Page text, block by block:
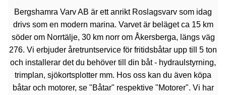
Bergshamra Varv AB är ett anrikt Roslagsvarv som idag
drivs som en modern marina. Varvet är beläget ca 15 km
söder om Norrtälje, 30 km norr om Åkersberga, längs väg
276. Vi erbjuder åretruntservice för fritidsbåtar upp till 5 ton
och installerar det du behöver till din båt - hydraulstyrning,
trimplan, sjökortsplotter mm. Hos oss kan du även köpa
båtar och motorer, se "Båtar" respektive "Motorer". Vi har